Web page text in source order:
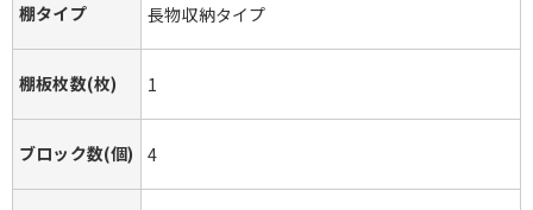
棚タイプ 長物収納タイプ
棚板枚数(枚) 1
ブロック数(個) 4